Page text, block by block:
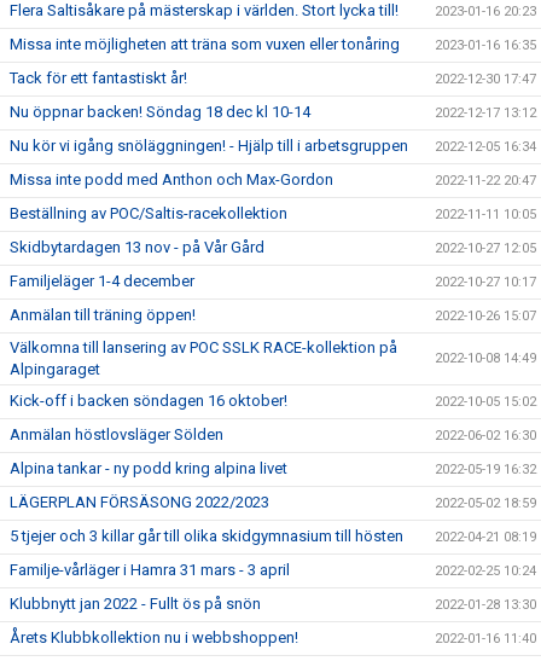
Flera Saltisåkare på mästerskap i världen. Stort lycka till! 2023-01-16 20:23
Missa inte möjligheten att träna som vuxen eller tonåring 2023-01-16 16:35
Tack för ett fantastiskt år! 2022-12-30 17:47
Nu öppnar backen! Söndag 18 dec kl 10-14 2022-12-17 13:12
Nu kör vi igång snöläggningen! - Hjälp till i arbetsgruppen 2022-12-05 16:34
Missa inte podd med Anthon och Max-Gordon 2022-11-22 20:47
Beställning av POC/Saltis-racekollektion 2022-11-11 10:05
Skidbytardagen 13 nov - på Vår Gård 2022-10-27 12:05
Familjeläger 1-4 december 2022-10-27 10:17
Anmälan till träning öppen! 2022-10-26 15:07
Välkomna till lansering av POC SSLK RACE-kollektion på
Alpingaraget
2022-10-08 14:49
Kick-off i backen söndagen 16 oktober! 2022-10-05 15:02
Anmälan höstlovsläger Sölden 2022-06-02 16:30
Alpina tankar - ny podd kring alpina livet 2022-05-19 16:32
LÄGERPLAN FÖRSÄSONG 2022/2023 2022-05-02 18:59
5 tjejer och 3 killar går till olika skidgymnasium till hösten 2022-04-21 08:19
Familje-vårläger i Hamra 31 mars - 3 april 2022-02-25 10:24
Klubbnytt jan 2022 - Fullt ös på snön 2022-01-28 13:30
Årets Klubbkollektion nu i webbshoppen! 2022-01-16 11:40